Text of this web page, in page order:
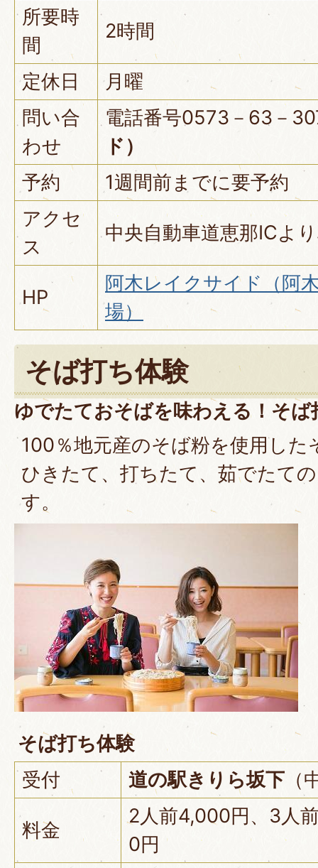
所要時
間
2時間
定休日
月曜
問い合
わせ
電話番号0573－63－
ド）
予約
1週間前までに要予約
アクセ
ス
中央自動車道恵那ICよ
HP
阿木レイクサイド（阿
場）
そば打ち体験
ゆでたておそばを味わえる！そば
100％地元産のそば粉を使用した
ひきたて、打ちたて、茹でたて
す。
そば打ち体験
受付
道の駅きりら坂下
料金
2人前4,000円、3人
0円